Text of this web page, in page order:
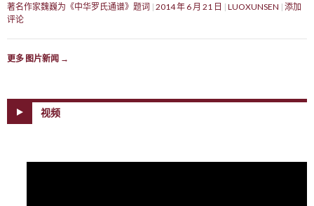
著名作家魏巍为《中华罗氏通谱》题词 2014 年 6 月 21 日 LUOXUNSEN 添加
评论
更多 图片新闻 →
视频